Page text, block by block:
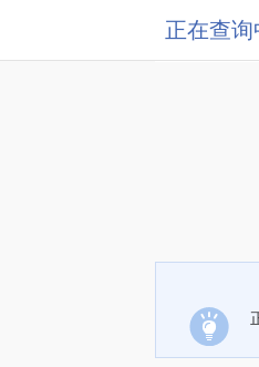
正在查询